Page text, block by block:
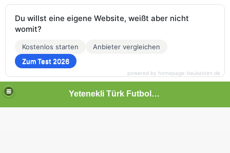
Yetenekli Türk Futbolcular
Du willst eine eigene Website, weißt aber nicht
womit?
Kostenlos starten
Anbieter vergleichen
Zum Test 2026
powered by homepage-baukasten.de